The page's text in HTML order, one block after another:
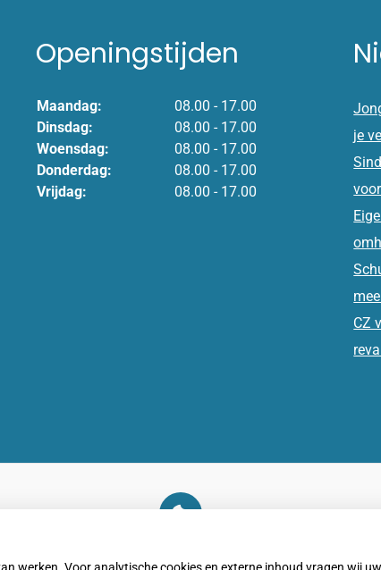
Openingstijden
Maandag:
08.00 - 17.00
Dinsdag:
08.00 - 17.00
Woensdag:
08.00 - 17.00
Donderdag:
08.00 - 17.00
Vrijdag:
08.00 - 17.00
je
CZ
externe inhoud
die nodig is om dit te zien.